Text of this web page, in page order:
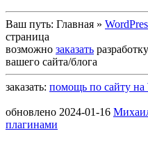
Ваш путь: Главная »
страница
возможно заказать
вашего сайта/блога
заказать: помощь по сайту на
обновлено 2024-01-16
плагинами